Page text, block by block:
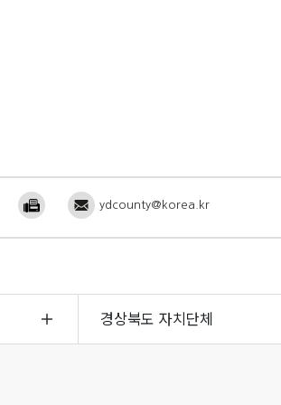
ydcounty@korea.kr
경상북도 자치단체